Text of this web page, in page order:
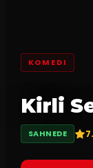
KOMEDI
Kirli
SAHNEDE